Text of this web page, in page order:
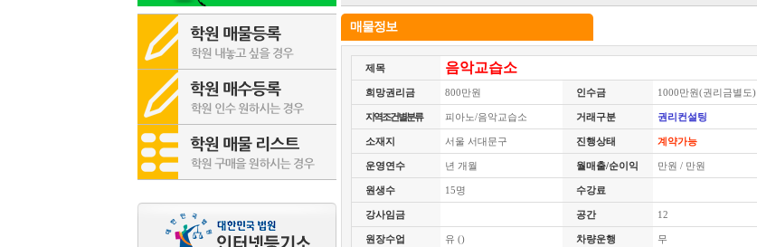
매물정보
제목 음악교습소
희망권리금 800만원 인수금 1000만원(권리금별도)
지역조건별분류 피아노/음악교습소 거래구분 권리컨설팅
소재지 서울 서대문구 진행상태 계약가능
운영연수 년 개월 월매출/순이익 만원 / 만원
원생수 15명 수강료
강사임금 공간 12
원장수업 유 () 차량운행 무